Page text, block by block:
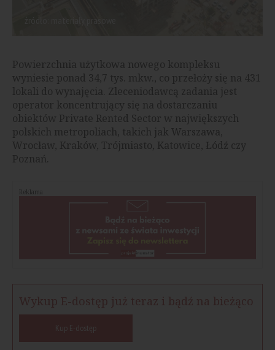
Powierzchnia użytkowa nowego kompleksu
wyniesie ponad 34,7 tys. mkw., co przełoży się na 431
lokali do wynajęcia. Zleceniodawcą zadania jest
operator koncentrujący się na dostarczaniu
obiektów Private Rented Sector w największych
polskich metropoliach, takich jak Warszawa,
Wrocław, Kraków, Trójmiasto, Katowice, Łódź czy
Poznań.
Reklama
Wykup E-dostęp już teraz i bądź na bieżąco
Kup E-dostęp